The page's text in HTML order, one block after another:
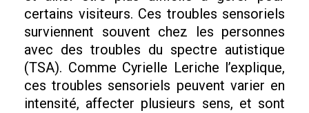
certains visiteurs. Ces troubles sensoriels
surviennent souvent chez les personnes
avec des troubles du spectre autistique
(TSA). Comme Cyrielle Leriche l’explique,
ces troubles sensoriels peuvent varier en
intensité, affecter plusieurs sens, et sont